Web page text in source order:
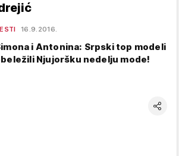
16.9.2016.
i Antonina: Srpski top modeli
Njujoršku nedelju mode!